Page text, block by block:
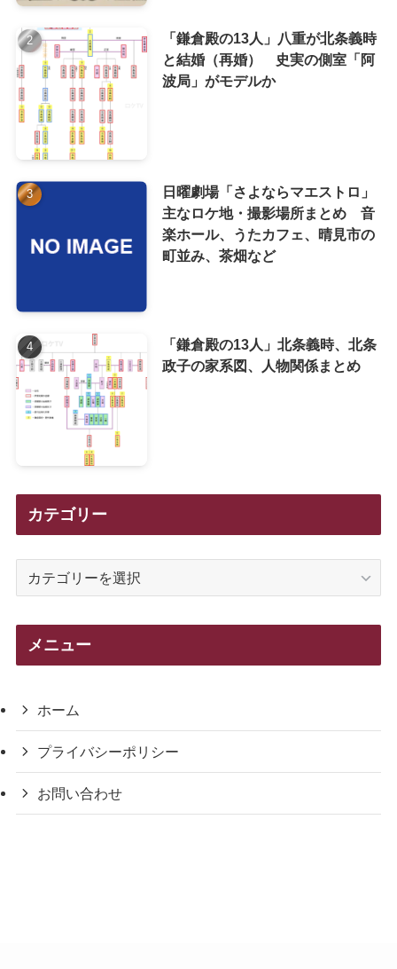
「鎌倉殿の13人」八重が北条義時
と結婚（再婚） 史実の側室「阿
波局」がモデルか
日曜劇場「さよならマエストロ」
主なロケ地・撮影場所まとめ 音
楽ホール、うたカフェ、晴見市の
町並み、茶畑など
「鎌倉殿の13人」北条義時、北条
政子の家系図、人物関係まとめ
カテゴリー
メニュー
ホーム
プライバシーポリシー
お問い合わせ